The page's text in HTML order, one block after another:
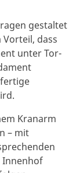
gestaltet
dass
unter Tor-
Kranarm
– mit
Innenhof